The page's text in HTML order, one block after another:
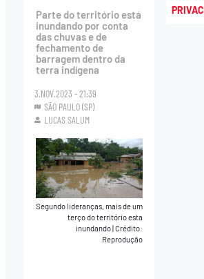
Parte do território está
inundando por conta
das chuvas e de
fechamento de
barragem dentro da
terra indígena
3.NOV.2023 - 21:39
SÃO PAULO (SP)
LUCAS SALUM
Segundo lideranças, mais de um
terço do território esta
inundando Crédito:
Reprodução